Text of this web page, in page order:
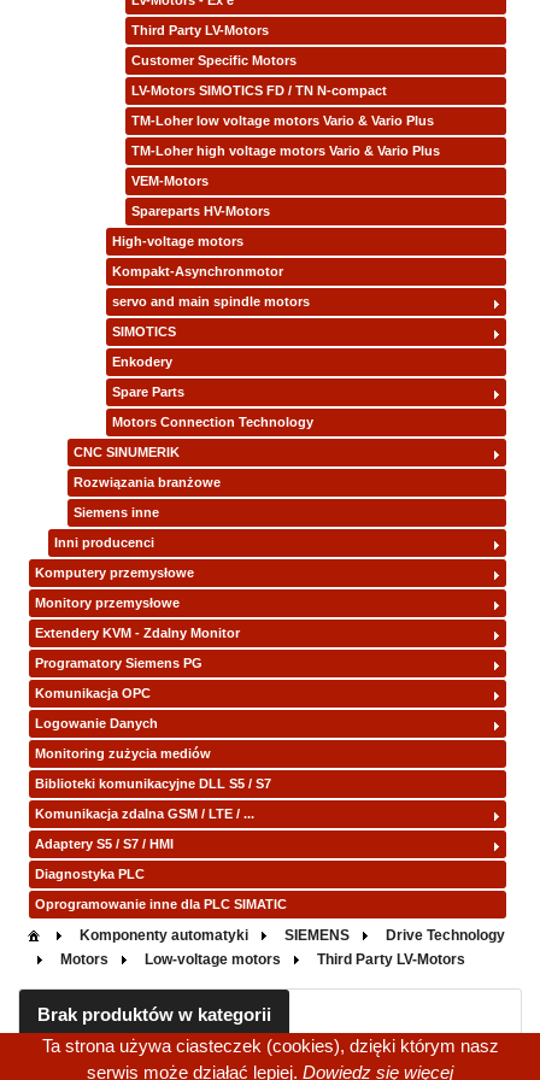
Third Party LV-Motors
Customer Specific Motors
LV-Motors SIMOTICS FD / TN N-compact
TM-Loher low voltage motors Vario & Vario Plus
TM-Loher high voltage motors Vario & Vario Plus
VEM-Motors
Spareparts HV-Motors
High-voltage motors
Kompakt-Asynchronmotor
servo and main spindle motors
SIMOTICS
Enkodery
Spare Parts
Motors Connection Technology
CNC SINUMERIK
Rozwiązania branżowe
Siemens inne
Inni producenci
Komputery przemysłowe
Monitory przemysłowe
Extendery KVM - Zdalny Monitor
Programatory Siemens PG
Komunikacja OPC
Logowanie Danych
Monitoring zużycia mediów
Biblioteki komunikacyjne DLL S5 / S7
Komunikacja zdalna GSM / LTE / ...
Adaptery S5 / S7 / HMI
Diagnostyka PLC
Oprogramowanie inne dla PLC SIMATIC
Komponenty automatyki SIEMENS
Drive Technology
Motors
Low-voltage motors Third Party LV-Motors
Brak produktów w kategorii
Ta strona używa ciasteczek (cookies), dzięki którym nasz
serwis może działać lepiej. Dowiedz się więcej